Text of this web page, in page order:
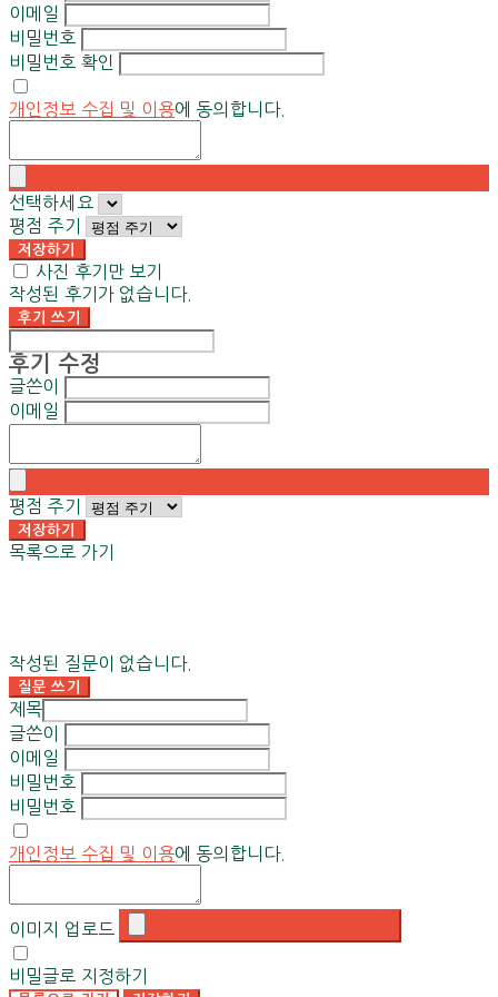
이메일
비밀번호
비밀번호 확인
개인정보 수집 및 이용에 동의합니다.
선택하세요
평점 주기
저장하기
사진 후기만 보기
작성된 후기가 없습니다.
후기 쓰기
후기 수정
글쓴이
이메일
평점 주기
저장하기
목록으로 가기
작성된 질문이 없습니다.
질문 쓰기
제목
글쓴이
이메일
비밀번호
비밀번호
개인정보 수집 및 이용에 동의합니다.
이미지 업로드
비밀글로 지정하기